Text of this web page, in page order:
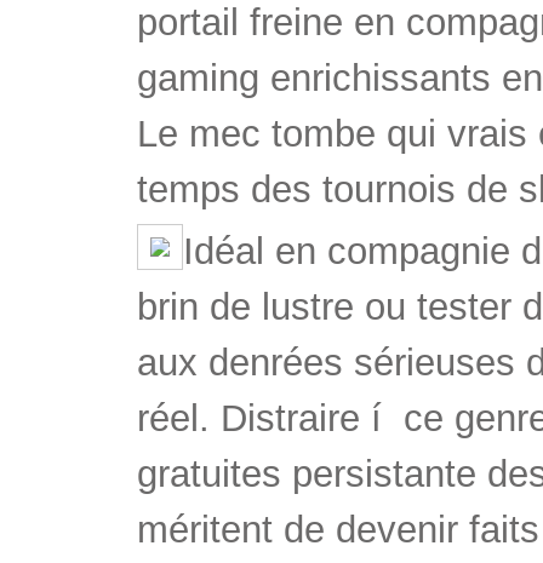
portail freine en
gaming enrichissants
Le mec tombe qui
temps des tournois de
Idéal en compagnie
brin de lustre ou tester
aux denrées sérieuses
réel. Distraire í ce
gratuites persistante
méritent de devenir